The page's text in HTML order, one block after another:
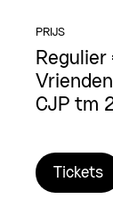
PRIJS
CJP tm
Tickets